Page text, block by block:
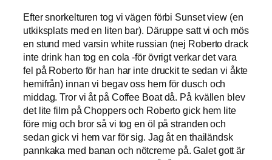
Efter snorkelturen tog vi vägen förbi Sunset view (en
utkiksplats med en liten bar). Däruppe satt vi och mös
en stund med varsin white russian (nej Roberto drack
inte drink han tog en cola -för övrigt verkar det vara
fel på Roberto för han har inte druckit te sedan vi åkte
hemifrån) innan vi begav oss hem för dusch och
middag. Tror vi åt på Coffee Boat då. På kvällen blev
det lite film på Choppers och Roberto gick hem lite
före mig och bror så vi tog en öl på stranden och
sedan gick vi hem var för sig. Jag åt en thailändsk
pannkaka med banan och nötcreme på. Galet gott är